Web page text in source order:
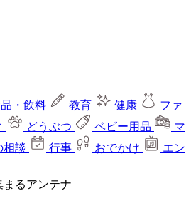
・飲料 教育 健康
ファ
どうぶつ ベビー用品
マ
相談 行事 おでかけ
エン
るアンテナ